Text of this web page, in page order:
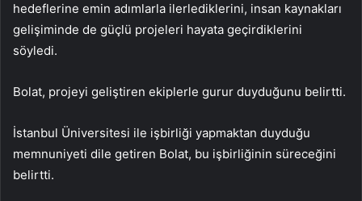
hedeflerine emin adımlarla ilerlediklerini, insan kaynakları
gelişiminde de güçlü projeleri hayata geçirdiklerini
söyledi.
Bolat, projeyi geliştiren ekiplerle gurur duyduğunu belirtti.
İstanbul Üniversitesi ile işbirliği yapmaktan duyduğu
memnuniyeti dile getiren Bolat, bu işbirliğinin süreceğini
belirtti.